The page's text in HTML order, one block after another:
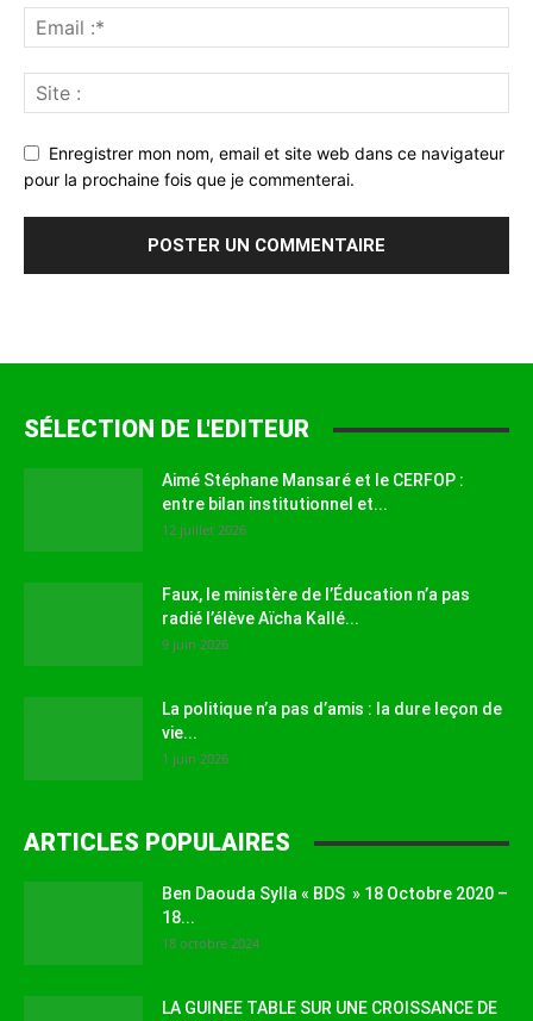
Enregistrer mon nom, email et site web dans ce navigateur
pour la prochaine fois que je commenterai.
SÉLECTION DE L'EDITEUR
Aimé Stéphane Mansaré et le CERFOP :
entre bilan institutionnel et...
12 juillet 2026
Faux, le ministère de l’Éducation n’a pas
radié l’élève Aïcha Kallé...
9 juin 2026
La politique n’a pas d’amis : la dure leçon de
vie...
1 juin 2026
ARTICLES POPULAIRES
Ben Daouda Sylla « BDS » 18 Octobre 2020 –
18...
18 octobre 2024
LA GUINEE TABLE SUR UNE CROISSANCE DE